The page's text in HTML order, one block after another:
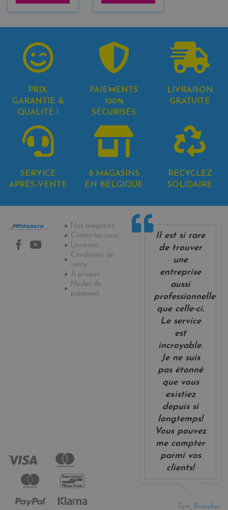
PRIX,
GARANTIE &
QUALITÉ !
PAIEMENTS
100%
SÉCURISÉS
LIVRAISON
GRATUITE
SERVICE
APRÈS-VENTE
8 MAGASINS
EN BELGIQUE
RECYCLEZ
SOLIDAIRE
Informations
Nos magasins
Contactez-nous
Livraison
Conditions de
vente
A propos
Modes de
paiement
Il est si rare
de trouver
une
entreprise
aussi
professionnelle
que celle-ci.
Le service
est
incroyable.
Je ne suis
pas étonné
que vous
existiez
depuis si
longtemps!
Vous pouvez
me compter
parmi vos
clients!
Tom, Bruxelles